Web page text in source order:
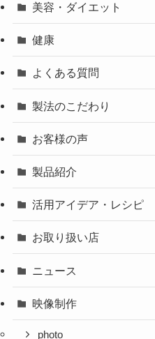
美容・ダイエット
健康
よくある質問
製法のこだわり
お客様の声
製品紹介
活用アイデア・レシピ
お取り扱い店
ニュース
映像制作
photo